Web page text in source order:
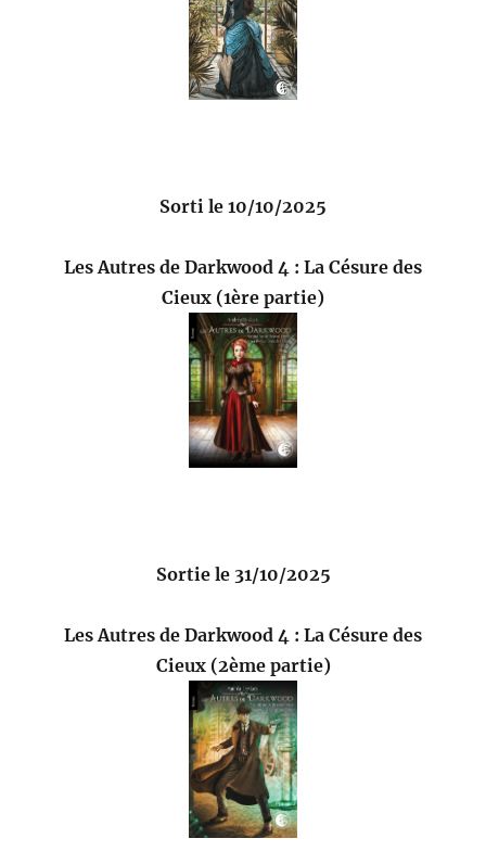
Sorti le 10/10/2025
Les Autres de Darkwood 4 : La Césure des
Cieux (1ère partie)
Sortie le 31/10/2025
Les Autres de Darkwood 4 : La Césure des
Cieux (2ème partie)